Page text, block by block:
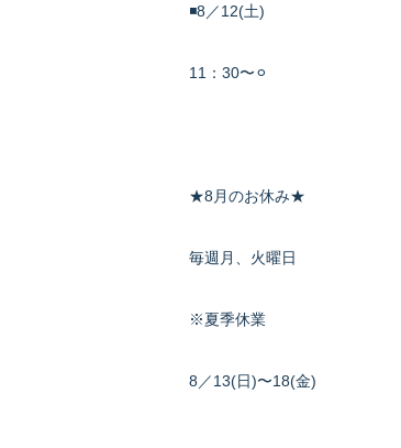
◾️8／12(土)
11：30〜⚪︎
★8月のお休み★
毎週月、火曜日
※夏季休業
8／13(日)〜18(金)